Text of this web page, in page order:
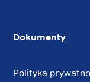
Dokumenty
Polityka